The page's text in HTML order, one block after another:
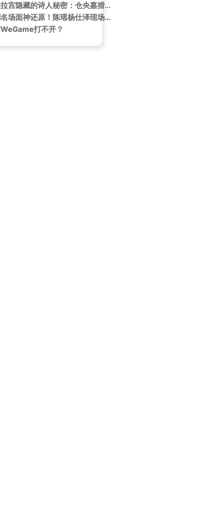
布达拉宫隐藏的诗人秘密：仓央嘉措寝宫千尊佛像守护百年时光
追剧名场面神还原！陈瑶杨仕泽现场互动甜度爆表，这些细节你发现了吗？
打不开？